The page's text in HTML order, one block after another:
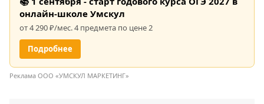
онлайн-школе Умскул
от 4 290 ₽/мес. 4 предмета по цене 2
Подробнее
Реклама ООО «УМСКУЛ МАРКЕТИНГ»